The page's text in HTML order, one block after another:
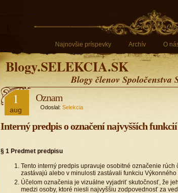
Najnovšie príspevky Archív O
Blogy.SELEKCIA.SK
Blogy členov Spoločenstva
1
aug
Oznam
Odoslal: Selekcia
Interný predpis o označení najvyšších
§ 1 Predmet predpisu
Tento interný predpis upravuje osobitné označenie
zastávajú alebo v minulosti zastávali funkciu
Účelom označenia je vizuálne vyjadriť skutočnosť, že
medzi osoby, ktoré niesli najvyššiu zodpovednosť za